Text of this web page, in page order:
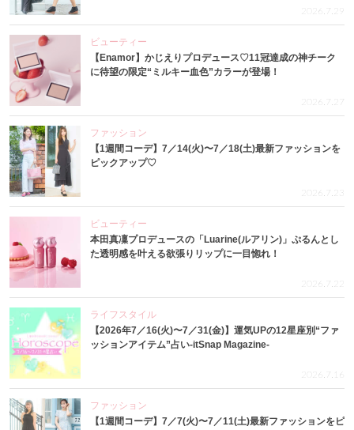
2026.7.29
ビューティー
【Enamor】かじえりプロデュース♡11冠達成の神チーク
に待望の限定“ミルキー血色”カラーが登場！
2026.7.27
ファッション
【1週間コーデ】7／14(火)〜7／18(土)最新ファッションを
ピックアップ♡
2026.7.23
ビューティー
本田真凜プロデュースの「Luarine(ルアリン)」ぷるんとし
た透明感を叶える欲張りリップに一目惚れ！
2026.7.22
ライフスタイル
【2026年7／16(火)〜7／31(金)】運気UPの12星座別“ファ
ッションアイテム”占い-itSnap Magazine-
2026.7.16
ファッション
【1週間コーデ】7／7(火)〜7／11(土)最新ファッションをピ